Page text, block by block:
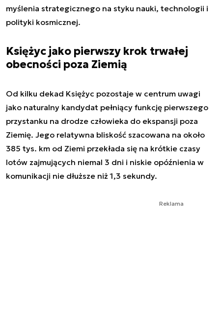
myślenia strategicznego na styku nauki, technologii i
polityki kosmicznej.
Księżyc jako pierwszy krok trwałej
obecności poza Ziemią
Od kilku dekad Księżyc pozostaje w centrum uwagi
jako naturalny kandydat pełniący funkcję pierwszego
przystanku na drodze człowieka do ekspansji poza
Ziemię. Jego relatywna bliskość szacowana na około
385 tys. km od Ziemi przekłada się na krótkie czasy
lotów zajmujących niemal 3 dni i niskie opóźnienia w
komunikacji nie dłuższe niż 1,3 sekundy.
Reklama